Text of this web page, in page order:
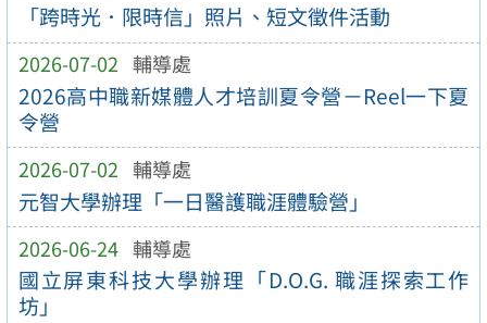
「跨時光．限時信」照片、短文徵件活動
2026-07-02 輔導處
2026高中職新媒體人才培訓夏令營－Reel一下夏
令營
2026-07-02 輔導處
元智大學辦理「一日醫護職涯體驗營」
2026-06-24 輔導處
國立屏東科技大學辦理「D.O.G. 職涯探索工作
坊」